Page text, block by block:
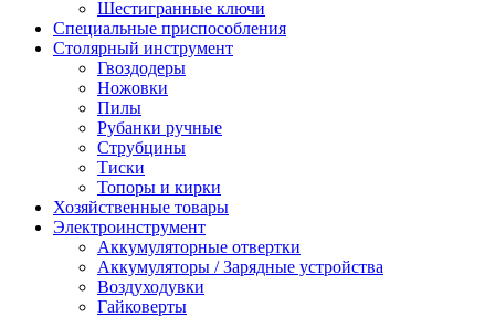
Шестигранные ключи
Специальные приспособления
Столярный инструмент
Гвоздодеры
Ножовки
Пилы
Рубанки ручные
Струбцины
Тиски
Топоры и кирки
Хозяйственные товары
Электроинструмент
Аккумуляторные отвертки
Аккумуляторы / Зарядные устройства
Воздуходувки
Гайковерты